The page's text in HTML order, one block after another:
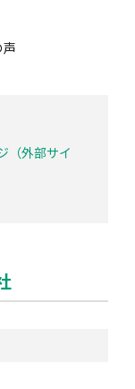
（外部サイ